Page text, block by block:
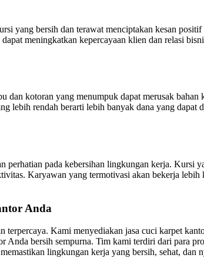
yang bersih dan terawat menciptakan kesan
meningkatkan kepercayaan klien dan relasi
kotoran yang menumpuk dapat merusak
lebih rendah berarti lebih banyak dana yang
perhatian pada kebersihan lingkungan kerja. Kursi
Karyawan yang termotivasi akan bekerja
Anda
terpercaya. Kami menyediakan jasa cuci karpet
Anda bersih sempurna. Tim kami terdiri dari para
lingkungan kerja yang bersih, sehat, dan